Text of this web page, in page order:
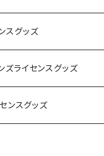
ー
スグッズ
ズライセンスグッズ
ンスグッズ